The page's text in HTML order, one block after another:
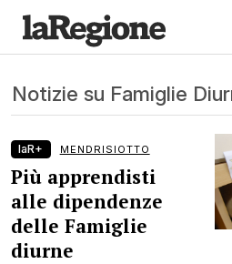
Notizie su Famiglie
laR+ MENDRISIOTTO
Più apprendisti
alle dipendenze
delle Famiglie
diurne